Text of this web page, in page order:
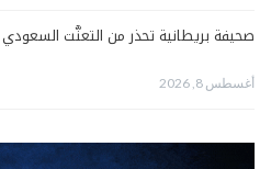
صحيفة بريطانية تحذر من التعنُّت
أغسطس 8, 2026